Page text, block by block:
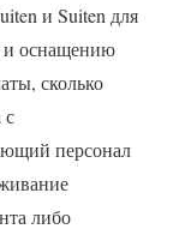
и Suiten для
и оснащению
сколько
с
персонал
либо